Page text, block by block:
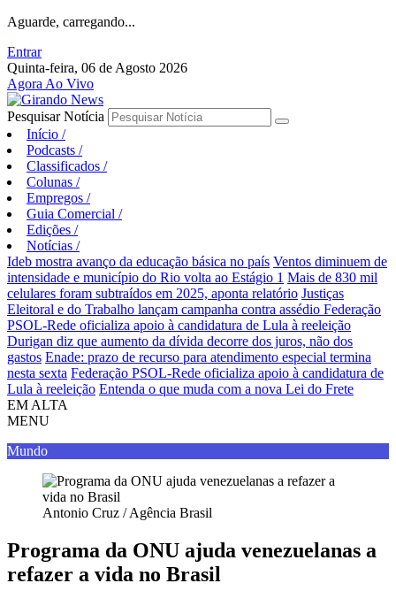
Aguarde, carregando...
Entrar
Quinta-feira, 06 de Agosto 2026
Agora Ao Vivo
Pesquisar Notícia
Início /
Podcasts /
Classificados /
Colunas /
Empregos /
Guia Comercial /
Edições /
Notícias /
Ideb mostra avanço da educação básica no país Ventos diminuem de
intensidade e município do Rio volta ao Estágio 1 Mais de 830 mil
celulares foram subtraídos em 2025, aponta relatório Justiças
Eleitoral e do Trabalho lançam campanha contra assédio Federação
PSOL-Rede oficializa apoio à candidatura de Lula à reeleição
Durigan diz que aumento da dívida decorre dos juros, não dos
gastos Enade: prazo de recurso para atendimento especial termina
nesta sexta Federação PSOL-Rede oficializa apoio à candidatura de
Lula à reeleição Entenda o que muda com a nova Lei do Frete
EM ALTA
MENU
Mundo
Antonio Cruz / Agência Brasil
Programa da ONU ajuda venezuelanas a
refazer a vida no Brasil